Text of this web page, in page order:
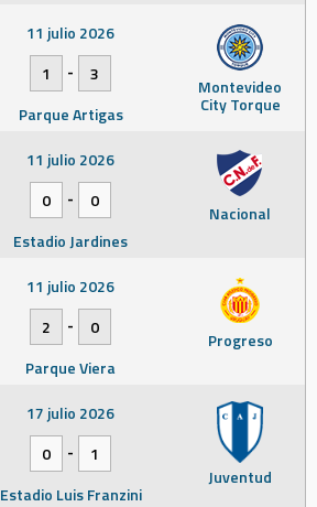
Montevideo
City Torque
11 julio 2026
1
-
3
Parque Artigas
Nacional
11 julio 2026
0
-
0
Estadio Jardines
Progreso
11 julio 2026
2
-
0
Parque Viera
Juventud
17 julio 2026
0
-
1
Estadio Luis Franzini